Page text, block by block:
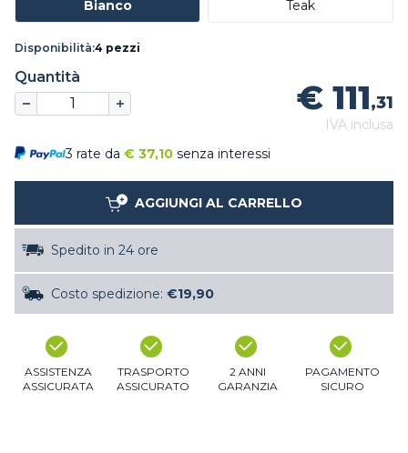
Bianco Teak
Disponibilità:4 pezzi
Quantità
€ 111,31
IVA inclusa
3 rate da € 37,10 senza interessi
AGGIUNGI AL CARRELLO
Spedito in 24 ore
Costo spedizione: €19,90
ASSISTENZA
ASSICURATA
TRASPORTO
ASSICURATO
2 ANNI
GARANZIA
PAGAMENTO
SICURO